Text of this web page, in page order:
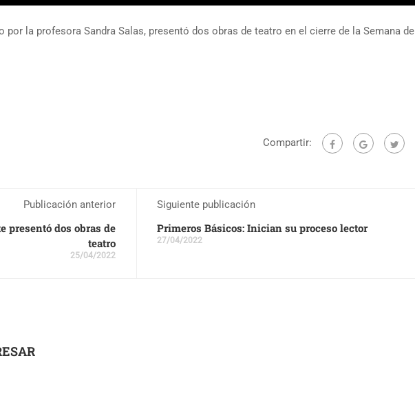
por la profesora Sandra Salas, presentó dos obras de teatro en el cierre de la Semana del
Compartir:
Publicación anterior
presentó dos obras de
teatro
25/04/2022
Siguiente publicación
Primeros Básicos: Inician su proceso lector
27/04/2022